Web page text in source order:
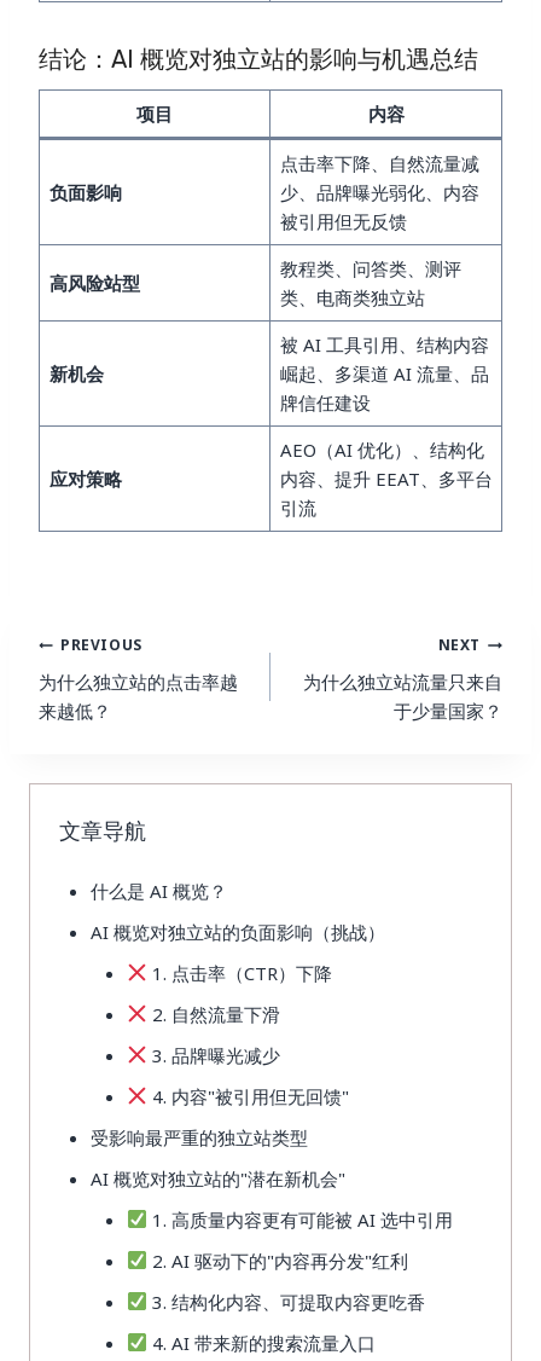
结论：AI 概览对独立站的影响与机遇总结
项目 内容
负面影响
点击率下降、自然流量减
少、品牌曝光弱化、内容
被引用但无反馈
高风险站型
教程类、问答类、测评
类、电商类独立站
新机会
被 AI 工具引用、结构内容
崛起、多渠道 AI 流量、品
牌信任建设
应对策略
AEO（AI 优化）、结构化
内容、提升 EEAT、多平台
引流
Post
Navigation
PREVIOUS
为什么独立站的点击率越
来越低？
NEXT
为什么独立站流量只来自
于少量国家？
文章导航
什么是 AI 概览？
AI 概览对独立站的负面影响（挑战）
1. 点击率（CTR）下降
2. 自然流量下滑
3. 品牌曝光减少
4. 内容"被引用但无回馈"
受影响最严重的独立站类型
AI 概览对独立站的"潜在新机会"
1. 高质量内容更有可能被 AI 选中引用
2. AI 驱动下的"内容再分发"红利
3. 结构化内容、可提取内容更吃香
4. AI 带来新的搜索流量入口